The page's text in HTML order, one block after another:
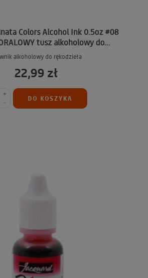
Colors Alcohol Ink 0.5oz #08
tusz alkoholowy do...
alkoholowy do rękodzieła
22,99 zł
-
+
DO KOSZYKA